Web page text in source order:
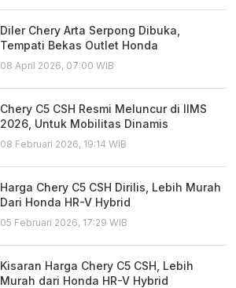
Diler Chery Arta Serpong Dibuka,
Tempati Bekas Outlet Honda
08 April 2026, 07:00 WIB
Chery C5 CSH Resmi Meluncur di IIMS
2026, Untuk Mobilitas Dinamis
08 Februari 2026, 19:14 WIB
Harga Chery C5 CSH Dirilis, Lebih Murah
Dari Honda HR-V Hybrid
05 Februari 2026, 17:29 WIB
Kisaran Harga Chery C5 CSH, Lebih
Murah dari Honda HR-V Hybrid